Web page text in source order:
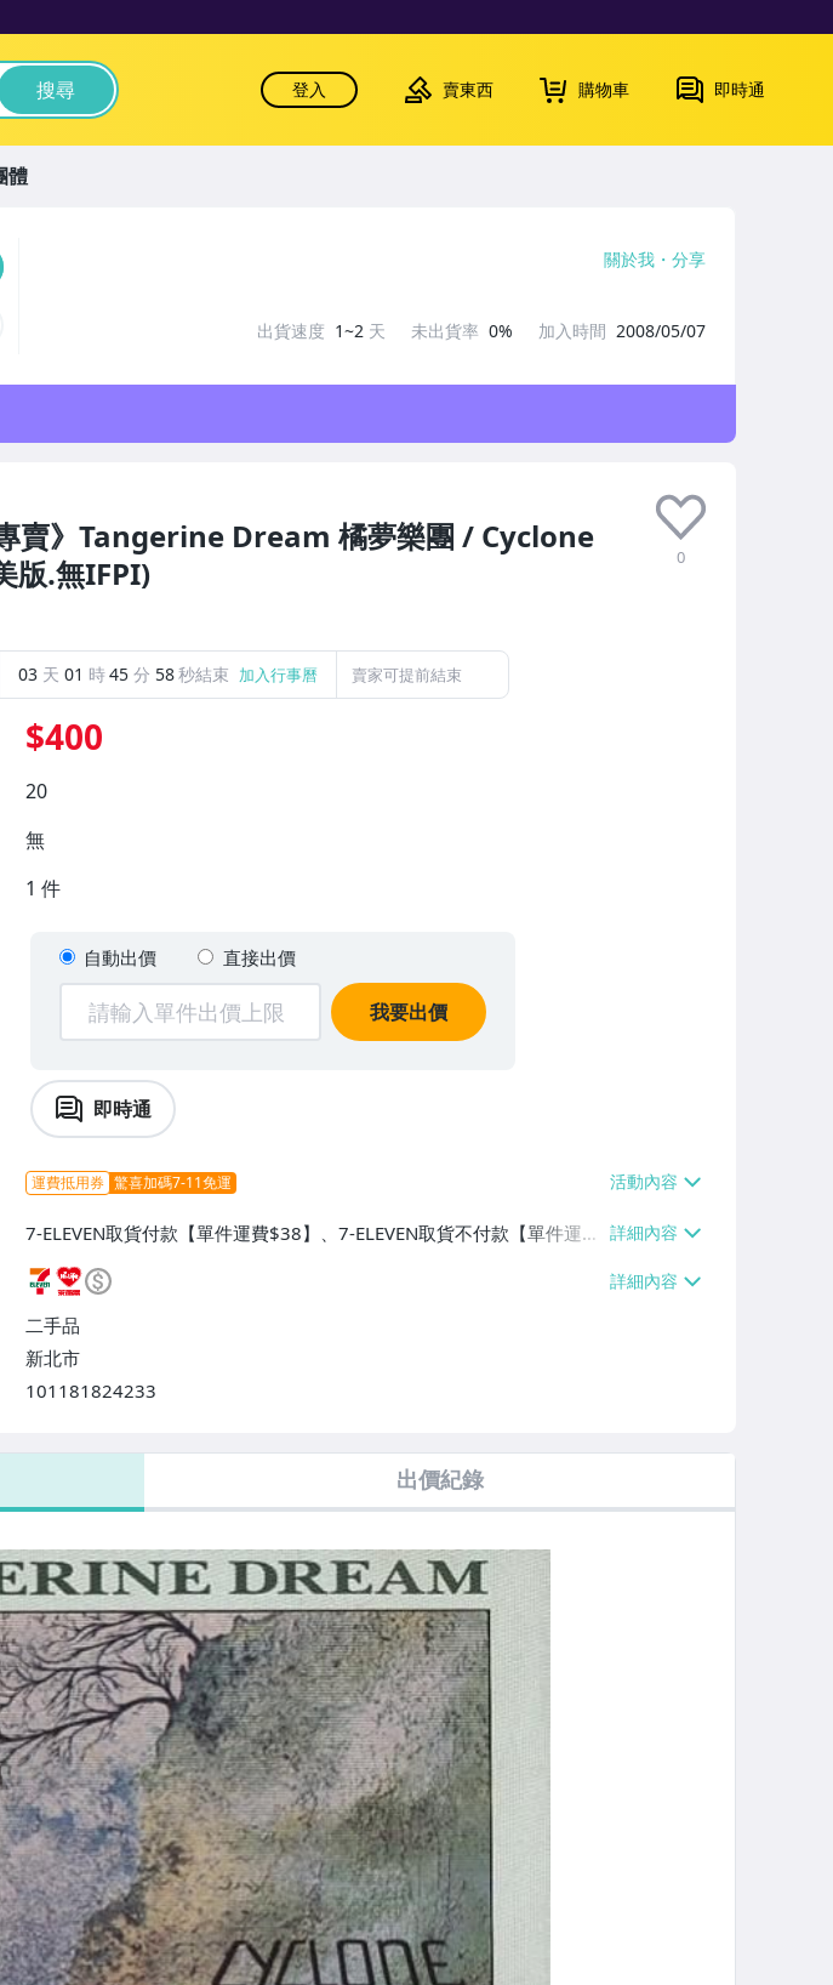
搜尋 登入 賣東西 購物車 即時通
專賣》Tangerine Dream 橘夢樂團 / Cyclone
版.無IFPI)
0
03 天 01 時45 分 57秒結束 加入行事曆 賣家可提前結束
$400
20
無
1 件
自動出價 直接出價
我要出價
即時通
運費抵用券 驚喜加碼7-11免運
7-ELEVEN取貨付款【單件運費$38】、7-ELEVEN取貨不付款【單件運費
$38】、萊爾富取貨付款【單件運費$60】
二手品
新北市
101181824233
運費只要38元
關於我 分享
出貨速度 1~2 天 未出貨率 0% 加入時間 2008/05/07
體
出價紀錄